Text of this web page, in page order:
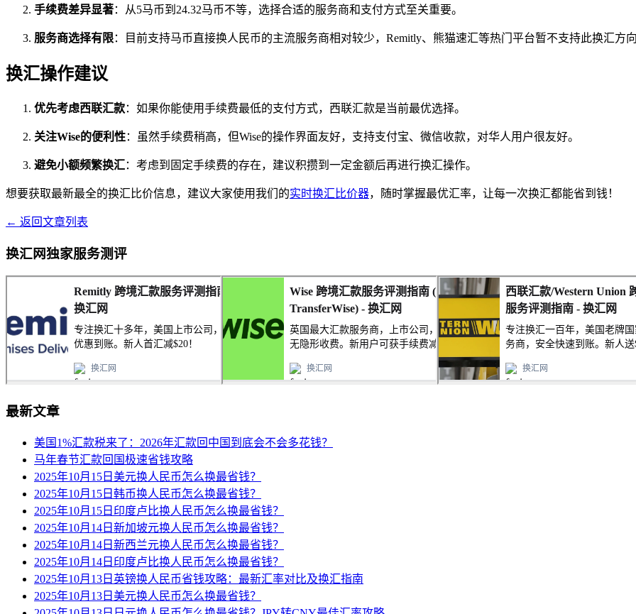
手续费差异显著：从5马币到24.32马币不等，选择合适的服务商和支付方式至关重要。
服务商选择有限：目前支持马币直接换人民币的主流服务商相对较少，Remitly、熊猫速汇等热门平台暂不支持此换汇方
换汇操作建议
优先考虑西联汇款：如果你能使用手续费最低的支付方式，西联汇款是当前最优选择。
关注Wise的便利性：虽然手续费稍高，但Wise的操作界面友好，支持支付宝、微信收款，对华人用户很友好。
避免小额频繁换汇：考虑到固定手续费的存在，建议积攒到一定金额后再进行换汇操作。
想要获取最新最全的换汇比价信息，建议大家使用我们的实时换汇比价器，随时掌握最优汇率，让每一次换汇都能省到钱！
← 返回文章列表
换汇网独家服务测评
最新文章
美国1%汇款税来了：2026年汇款回中国到底会不会多花钱？
马年春节汇款回国极速省钱攻略
2025年10月15日美元换人民币怎么换最省钱？
2025年10月15日韩币换人民币怎么换最省钱？
2025年10月15日印度卢比换人民币怎么换最省钱？
2025年10月14日新加坡元换人民币怎么换最省钱？
2025年10月14日新西兰元换人民币怎么换最省钱？
2025年10月14日印度卢比换人民币怎么换最省钱？
2025年10月13日英镑换人民币省钱攻略：最新汇率对比及换汇指南
2025年10月13日美元换人民币怎么换最省钱？